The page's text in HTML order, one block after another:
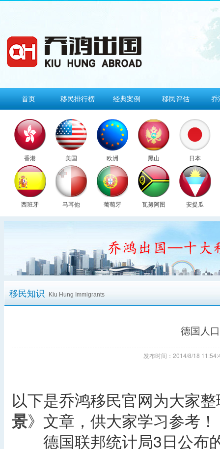
首页 移民排行榜 经典案例 移民评估 乔
香港 美国 欧洲 黑山 日本
西班牙 马耳他 葡萄牙 瓦努阿图 安提瓜
移民知识 Kiu Hung Immigrants
德国人
发布时间：2014/8/18
以下是乔鸿移民官网为大家
景》文章，供大家学习参考！
德国联邦统计局3日公布